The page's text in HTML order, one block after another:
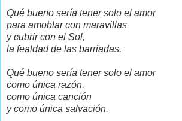
Qué bueno sería tenersolo el amor
para amoblar con maravillas
y cubrir con el Sol,
la fealdad de las barriadas.
Qué bueno sería tener solo el amor
como única razón,
como única canción
y como única salvación.